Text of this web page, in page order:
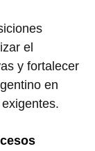
el
y fortalecer
en